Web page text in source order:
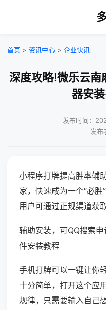
首页 > 资讯中心 > 企业快讯
深度攻略!微乐云南
器安
发布时间：
发布
小程序打牌提高胜率辅
家，快速成为一个“必
用户可通过正规渠道获
辅助安装，可QQ搜索
件安装教程
手机打牌可以一键让你
十分简单，打开这个应
规律，只需要输入自己